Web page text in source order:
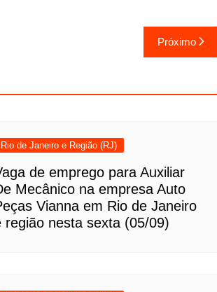
Próximo
Rio de Janeiro e Região (RJ)
de emprego para Auxiliar
Mecânico na empresa Auto
Vianna em Rio de Janeiro
região nesta sexta (05/09)